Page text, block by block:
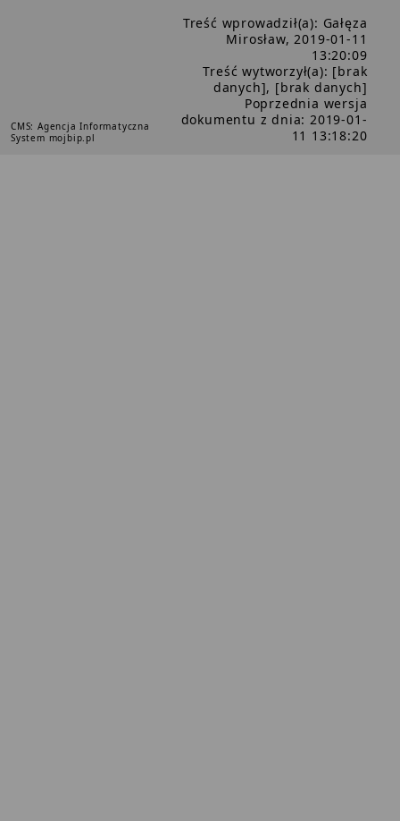
CMS: Agencja Informatyczna
System mojbip.pl
Treść wprowadził(a): Gałęza
Mirosław, 2019-01-11
13:20:09
Treść wytworzył(a): [brak
danych], [brak danych]
Poprzednia wersja
dokumentu z dnia: 2019-01-
11 13:18:20